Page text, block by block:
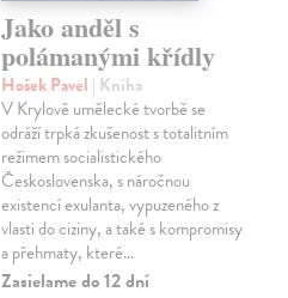
Jako anděl s
polámanými křídly
Hošek Pavel | Kniha
V Krylově umělecké tvorbě se
odráží trpká zkušenost s totalitním
režimem socialistického
Československa, s náročnou
existencí exulanta, vypuzeného z
vlasti do ciziny, a také s kompromisy
a přehmaty, které…
Zasielame do 12 dní